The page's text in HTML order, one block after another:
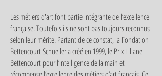
Les métiers d'art font partie intégrante de l’excellence
française. Toutefois ils ne sont pas toujours reconnus
selon leur mérite. Partant de ce constat, la Fondation
Bettencourt Schueller a créé en 1999, le Prix Liliane
Bettencourt pour l’intelligence de la main et